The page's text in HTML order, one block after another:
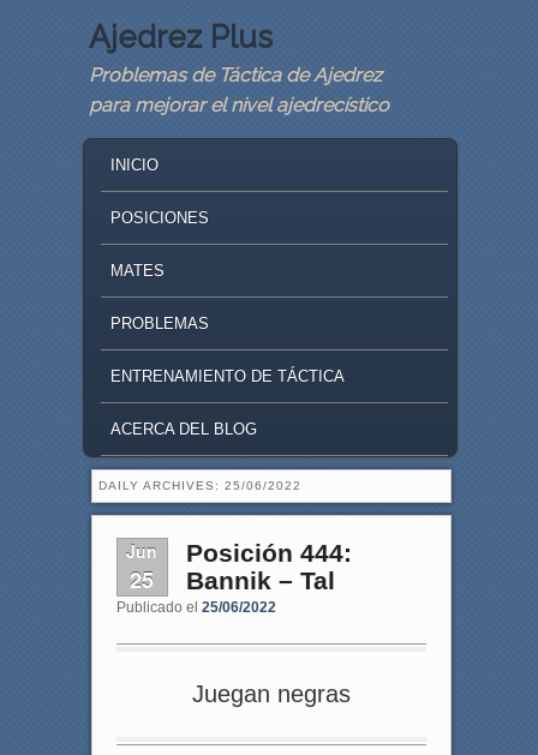
Ajedrez Plus
Problemas de Táctica de Ajedrez
para mejorar el nivel ajedrecístico
SKIP TO PRIMARY CONTENT
SKIP TO SECONDARY CONTENT
INICIO
POSICIONES
MATES
PROBLEMAS
ENTRENAMIENTO DE TÁCTICA
ACERCA DEL BLOG
DAILY ARCHIVES: 25/06/2022
Jun
25
Posición 444:
Bannik – Tal
Publicado el 25/06/2022
Juegan negras